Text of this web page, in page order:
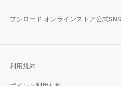
ブシロード オンラインストア公式SNS
利用規約